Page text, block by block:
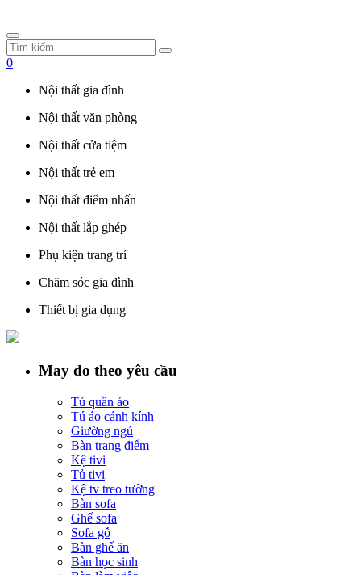
0
Nội thất gia đình
Nội thất văn phòng
Nội thất cửa tiệm
Nội thất trẻ em
Nội thất điểm nhấn
Nội thất lắp ghép
Phụ kiện trang trí
Chăm sóc gia đình
Thiết bị gia dụng
May đo theo yêu cầu
Tủ quần áo
Tú áo cánh kính
Giường ngủ
Bàn trang điểm
Kệ tivi
Tủ tivi
Kệ tv treo tường
Bàn sofa
Ghế sofa
Sofa gỗ
Bàn ghế ăn
Bàn học sinh